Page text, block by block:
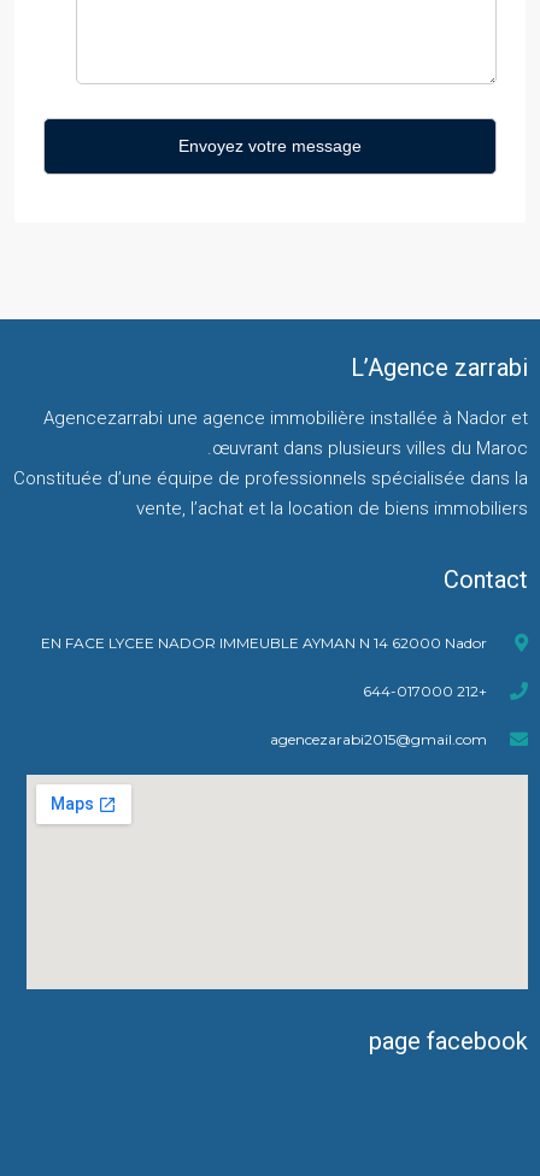
L’Agence zarrabi
Agencezarrabi une agence immobilière installée à Nador et
œuvrant dans plusieurs villes du Maroc.
Constituée d’une équipe de professionnels spécialisée dans la
vente, l’achat et la location de biens immobiliers
Contact
EN FACE LYCEE NADOR IMMEUBLE AYMAN N 14 62000 Nador
+212 644-017000
agencezarabi2015@gmail.com
page facebook